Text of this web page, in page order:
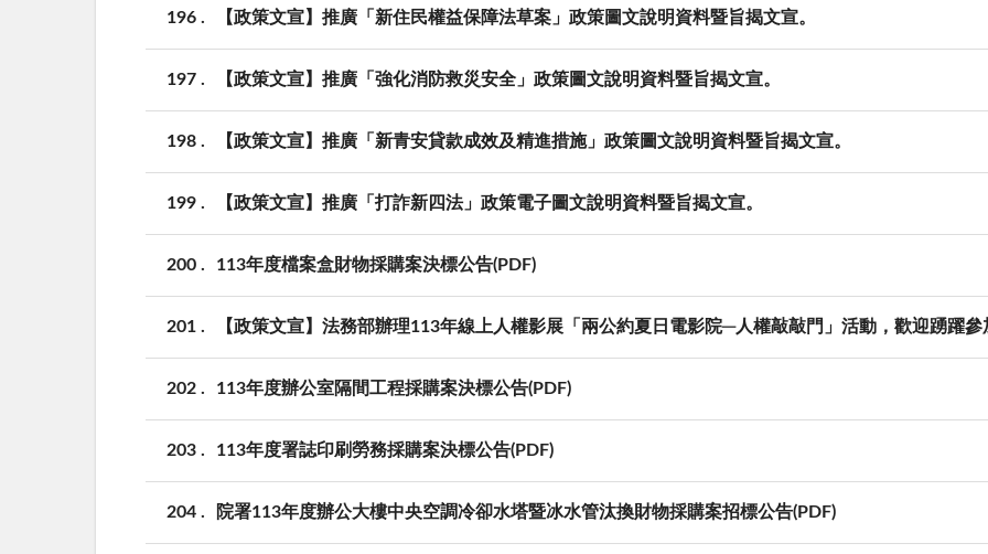
196 【政策文宣】推廣「新住民權益保障法草案」政策圖文說明資料暨旨揭文宣。
197 【政策文宣】推廣「強化消防救災安全」政策圖文說明資料暨旨揭文宣。
198 【政策文宣】推廣「新青安貸款成效及精進措施」政策圖文說明資料暨旨揭文宣。
199 【政策文宣】推廣「打詐新四法」政策電子圖文說明資料暨旨揭文宣。
200 113年度檔案盒財物採購案決標公告(PDF)
201 【政策文宣】法務部辦理113年線上人權影展「兩公約夏日電影院─人權敲敲門」活動，歡迎踴躍參
202 113年度辦公室隔間工程採購案決標公告(PDF)
203 113年度署誌印刷勞務採購案決標公告(PDF)
204 院署113年度辦公大樓中央空調冷卻水塔暨冰水管汰換財物採購案招標公告(PDF)